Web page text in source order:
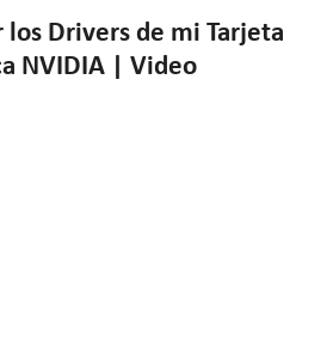
los Drivers de mi Tarjeta
NVIDIA | Video